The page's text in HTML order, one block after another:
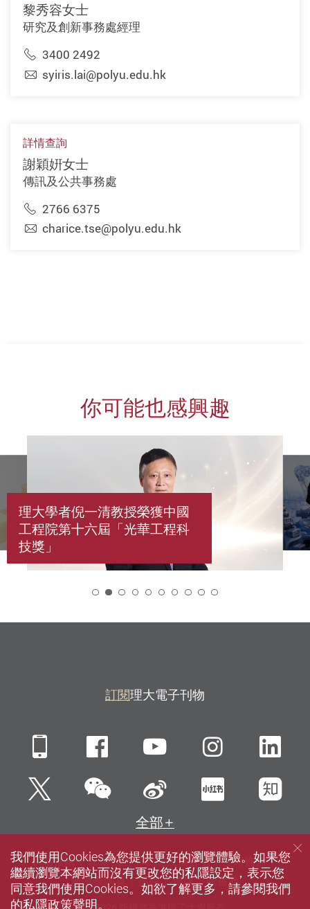
黎秀容女士
研究及創新事務處經理
3400 2492
syiris.lai@polyu.edu.hk
詳情查詢
謝穎姸女士
傳訊及公共事務處
2766 6375
charice.tse@polyu.edu.hk
你可能也感興趣
理大學者倪一清教授榮獲中國
工程院第十六屆「光華工程科
技獎」
訂閱理大電子刊物
Mobile FacebookYouTube
Twitter微信 新浪微博小紅書知
全部
網站指南 聯絡我們 私隱政策聲明
使用條款
無障礙網頁
招聘 傳媒 圖書館
我們使用Cookies為您提供更好的瀏覽體驗。如果您
繼續瀏覽本網站而沒有更改您的私隱設定，表示您
同意我們使用Cookies。如欲了解更多，請參閱我們
的私隱政策聲明。